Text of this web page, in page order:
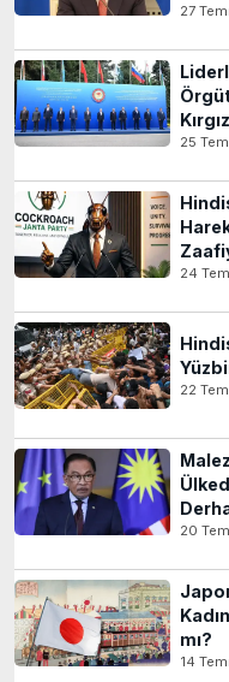
27
25
24
22
20
mı?
14